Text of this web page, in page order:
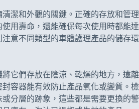
潔和外觀的關鍵。正確的存放和管理
用壽命，還能確保每次使用時都能達
意不同類型的車體護理產品的儲存環
它們存放在陰涼、乾燥的地方，遠離
容器能有效防止產品氧化或變質。檢
分層的跡象，這些都是需要更換的警